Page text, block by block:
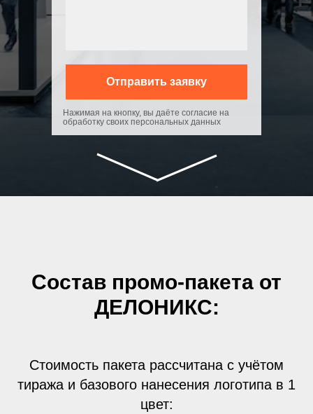
Отправить заявку
Нажимая на кнопку, вы даёте согласие на
обработку своих персональных данных
Состав промо-пакета от
ДЕЛОНИКС:
Стоимость пакета рассчитана с учётом
тиража и базового нанесения логотипа в 1
цвет: